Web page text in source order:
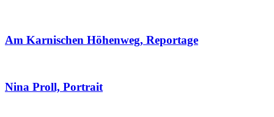
Am Karnischen Höhenweg, Reportage
Nina Proll, Portrait